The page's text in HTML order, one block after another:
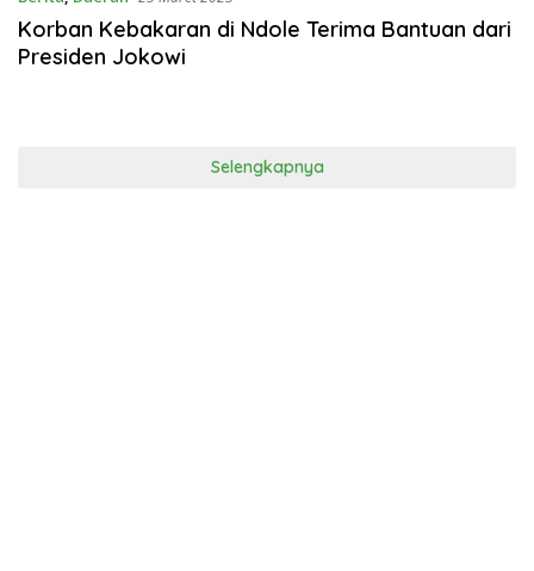
Korban Kebakaran di Ndole Terima Bantuan dari
Presiden Jokowi
Selengkapnya